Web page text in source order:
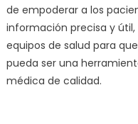
de empoderar a los
información precisa y
equipos de salud para
pueda ser una
médica de calidad.